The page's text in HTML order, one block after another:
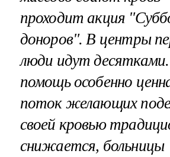
проходит акция
доноров". В центры
люди идут
помощь особенно
поток желающих
своей кровью
снижается, больницы